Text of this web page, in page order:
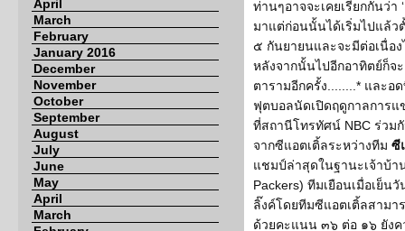
April
March
February
January 2016
December
November
October
September
August
July
June
May
April
March
ท่านๆอาจจะเคยเรียกกันว่า
มาแต่ก่อนนั้นได้เริ่มไปแล้ว
๕ กันยายนและจะมีต่อเนื่อ
หลังจากนั้นไปอีกอาทิตย์ก็จ
ตารามอีกครั้ง........* และอ
ฟุตบอลนัดเปิดฤดูกาลการ
ที่สถานีโทรทัศน์ NBC ร่วม
จากซีแอตเติ้ลระหว่างทีม ซี
แชมป์ล่าสุดในฐานะเจ้าบ้
Packers) ทีมเยือนเมื่อเย็
ลิ๊งค์โดยทีมซีแอตเติ้ลสามา
ด้วยคะแนน ๓๖ ต่อ ๑๖ ยังค